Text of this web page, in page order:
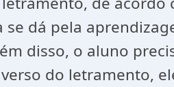
dá pela
disso, o aluno
do letramento,